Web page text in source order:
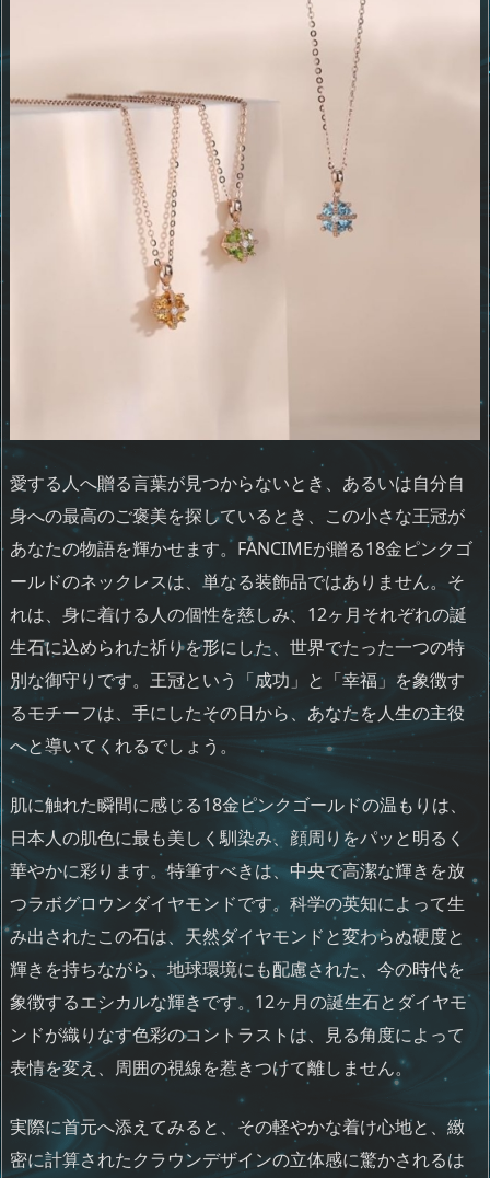
o s d
d
ro
p.
io
愛する人へ贈る言葉が見つからないとき、あるいは自分自
身への最高のご褒美を探しているとき、この小さな王冠が
あなたの物語を輝かせます。FANCIMEが贈る18金ピンクゴ
ールドのネックレスは、単なる装飾品ではありません。そ
れは、身に着ける人の個性を慈しみ、12ヶ月それぞれの誕
生石に込められた祈りを形にした、世界でたった一つの特
別な御守りです。王冠という「成功」と「幸福」を象徴す
るモチーフは、手にしたその日から、あなたを人生の主役
へと導いてくれるでしょう。
肌に触れた瞬間に感じる18金ピンクゴールドの温もりは、
日本人の肌色に最も美しく馴染み、顔周りをパッと明るく
華やかに彩ります。特筆すべきは、中央で高潔な輝きを放
つラボグロウンダイヤモンドです。科学の英知によって生
み出されたこの石は、天然ダイヤモンドと変わらぬ硬度と
輝きを持ちながら、地球環境にも配慮された、今の時代を
象徴するエシカルな輝きです。12ヶ月の誕生石とダイヤモ
ンドが織りなす色彩のコントラストは、見る角度によって
表情を変え、周囲の視線を惹きつけて離しません。
実際に首元へ添えてみると、その軽やかな着け心地と、緻
密に計算されたクラウンデザインの立体感に驚かされるは